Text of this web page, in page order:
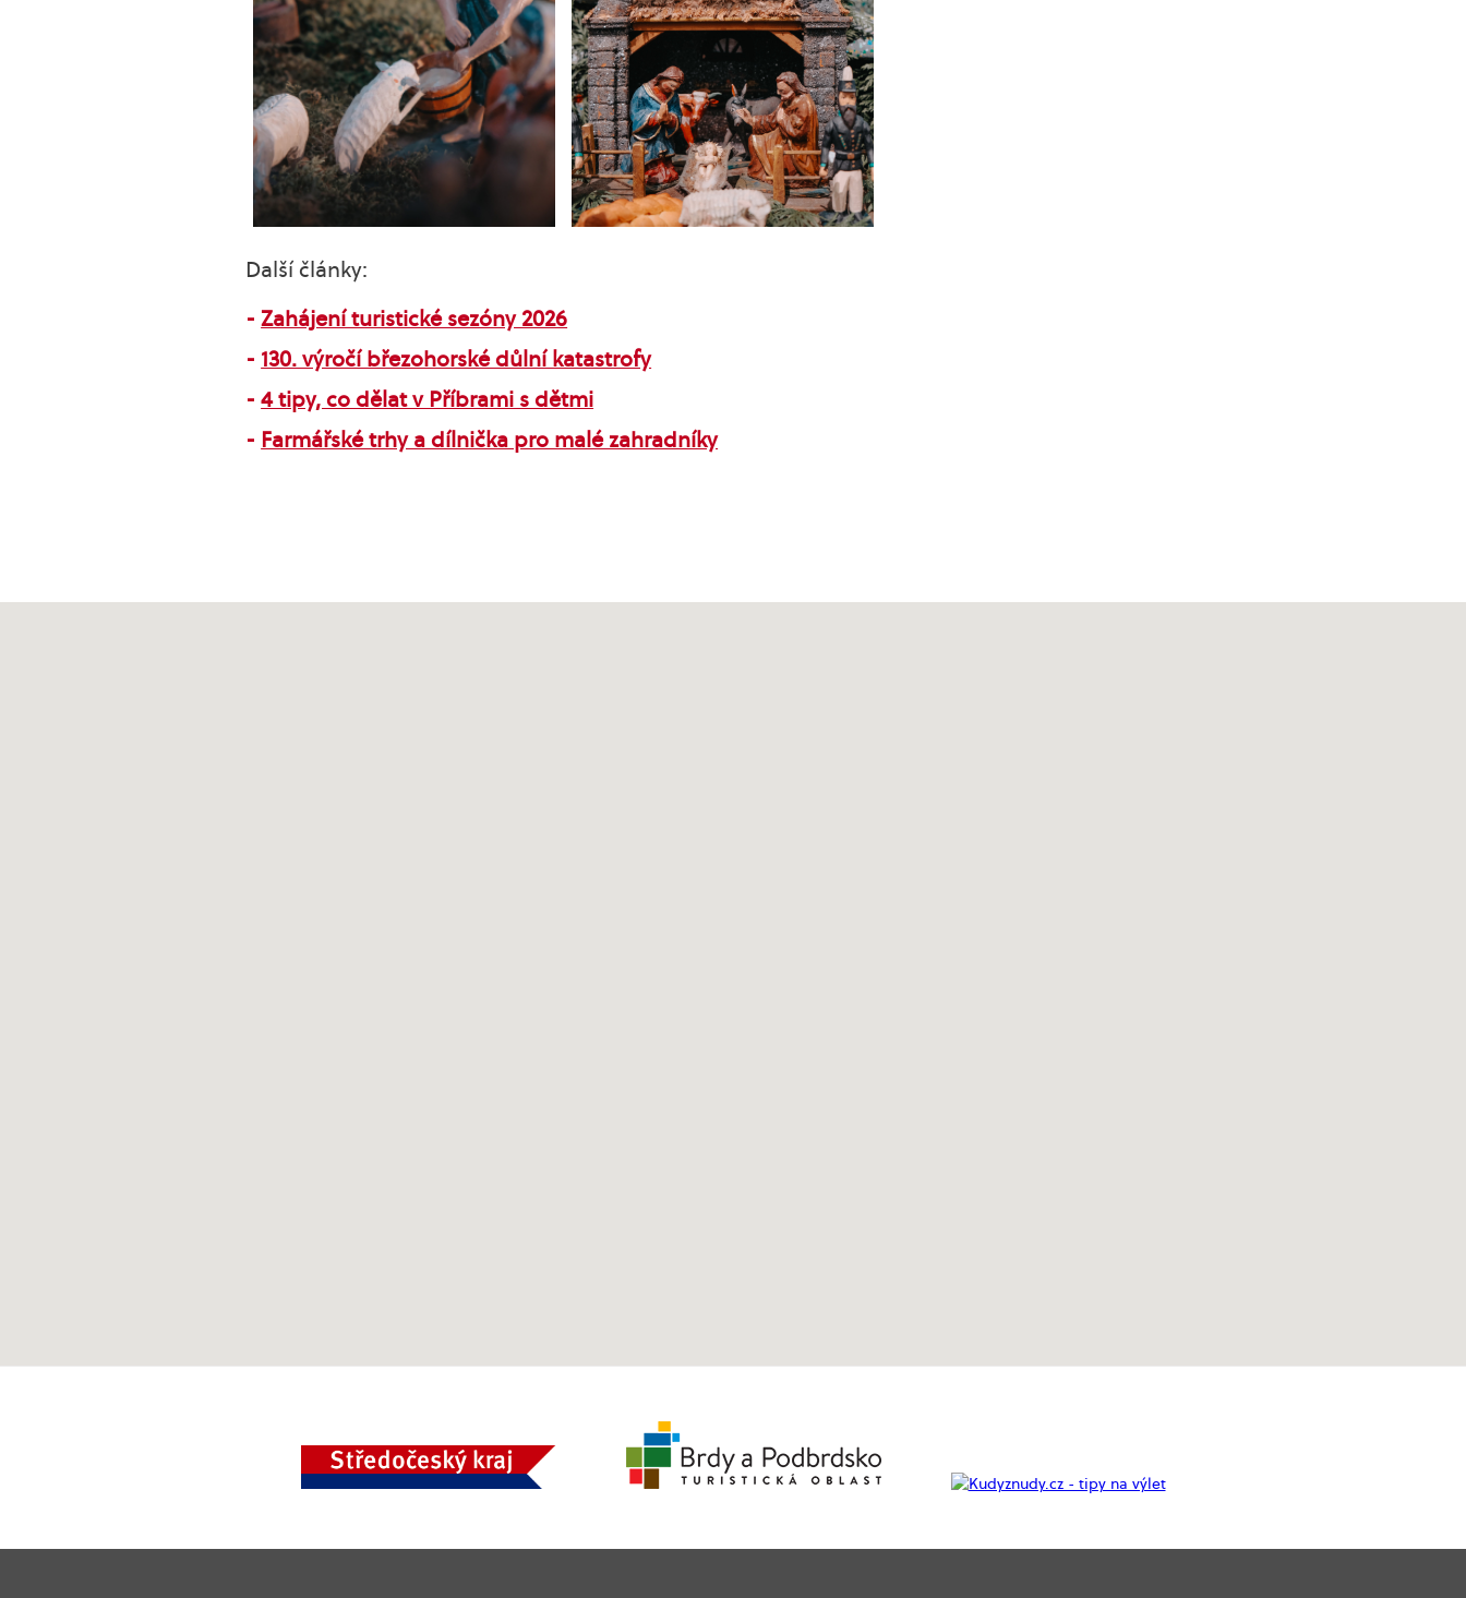
Další články:
Zahájení turistické sezóny 2026
130. výročí březohorské důlní katastrofy
4 tipy, co dělat v Příbrami s dětmi
Farmářské trhy a dílnička pro malé zahradníky